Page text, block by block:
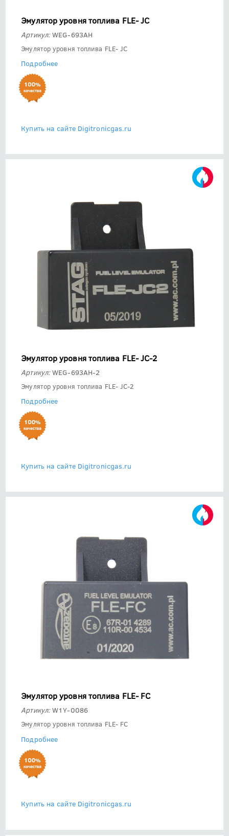
Эмулятор уровня топлива FLE- JC
Артикул:WEG-693AH
Эмулятор уровня топлива FLE- JC
Подробнее
Купить на сайте Digitronicgas.ru
Эмулятор уровня топлива FLE- JC-2
Артикул:WEG-693AH-2
Эмулятор уровня топлива FLE- JC-2
Подробнее
Купить на сайте Digitronicgas.ru
Эмулятор уровня топлива FLE- FC
Артикул:W1Y-0086
Эмулятор уровня топлива FLE- FC
Подробнее
Купить на сайте Digitronicgas.ru